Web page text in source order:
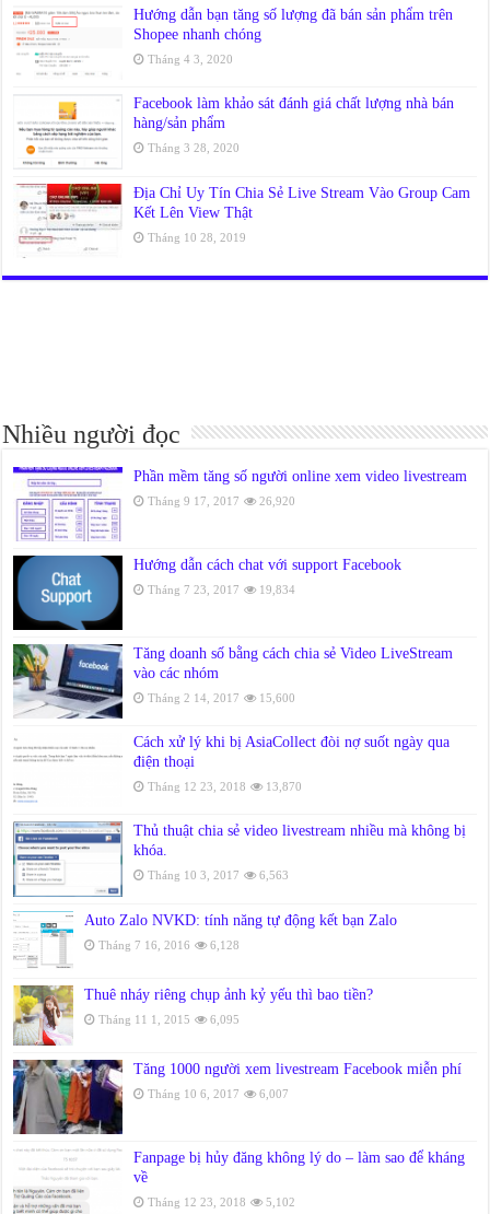
Hướng dẫn bạn tăng số lượng đã bán sản phẩm trên
Shopee nhanh chóng
Tháng 4 3, 2020
Facebook làm khảo sát đánh giá chất lượng nhà bán
hàng/sản phẩm
Tháng 3 28, 2020
Địa Chỉ Uy Tín Chia Sẻ Live Stream Vào Group Cam
Kết Lên View Thật
Tháng 10 28, 2019
Nhiều người đọc
Phần mềm tăng số người online xem video livestream
Tháng 9 17, 2017 26,920
Hướng dẫn cách chat với support Facebook
Tháng 7 23, 2017 19,834
Tăng doanh số bằng cách chia sẻ Video LiveStream
vào các nhóm
Tháng 2 14, 2017 15,600
Cách xử lý khi bị AsiaCollect đòi nợ suốt ngày qua
điện thoại
Tháng 12 23, 2018 13,870
Thủ thuật chia sẻ video livestream nhiều mà không bị
khóa.
Tháng 10 3, 2017 6,563
Auto Zalo NVKD: tính năng tự động kết bạn Zalo
Tháng 7 16, 2016 6,128
Thuê nháy riêng chụp ảnh kỷ yếu thì bao tiền?
Tháng 11 1, 2015 6,095
Tăng 1000 người xem livestream Facebook miễn phí
Tháng 10 6, 2017 6,007
Fanpage bị hủy đăng không lý do – làm sao để kháng
về
Tháng 12 23, 2018 5,102